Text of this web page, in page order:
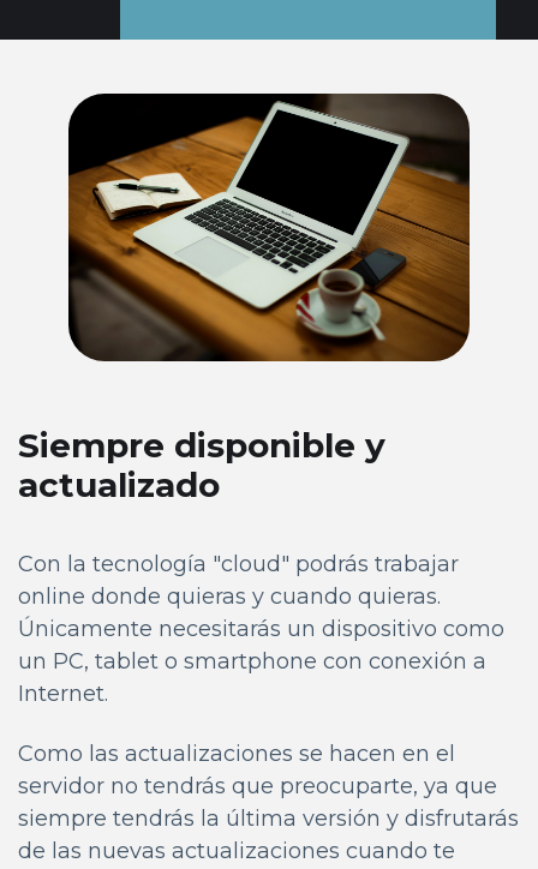
Siempre disponible y
actualizado
Con la tecnología "cloud" podrás trabajar
online donde quieras y cuando quieras.
Únicamente necesitarás un dispositivo como
un PC, tablet o smartphone con conexión a
Internet.
Como las actualizaciones se hacen en el
servidor no tendrás que preocuparte, ya que
siempre tendrás la última versión y disfrutarás
de las nuevas actualizaciones cuando te